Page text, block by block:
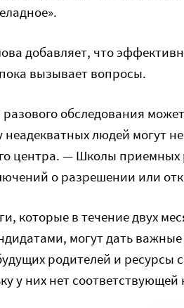
добавляет, что
вызывает вопросы.
обследования
людей могут
центра. — Школы приемных
о разрешении или
которые в течение двух
могут дать
родителей и ресурсы
у них нет